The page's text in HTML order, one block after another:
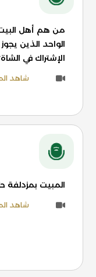
من هم أهل
الواحد الذين
الإشتراك في
شاهد
المبيت بمزدلفة
شاهد